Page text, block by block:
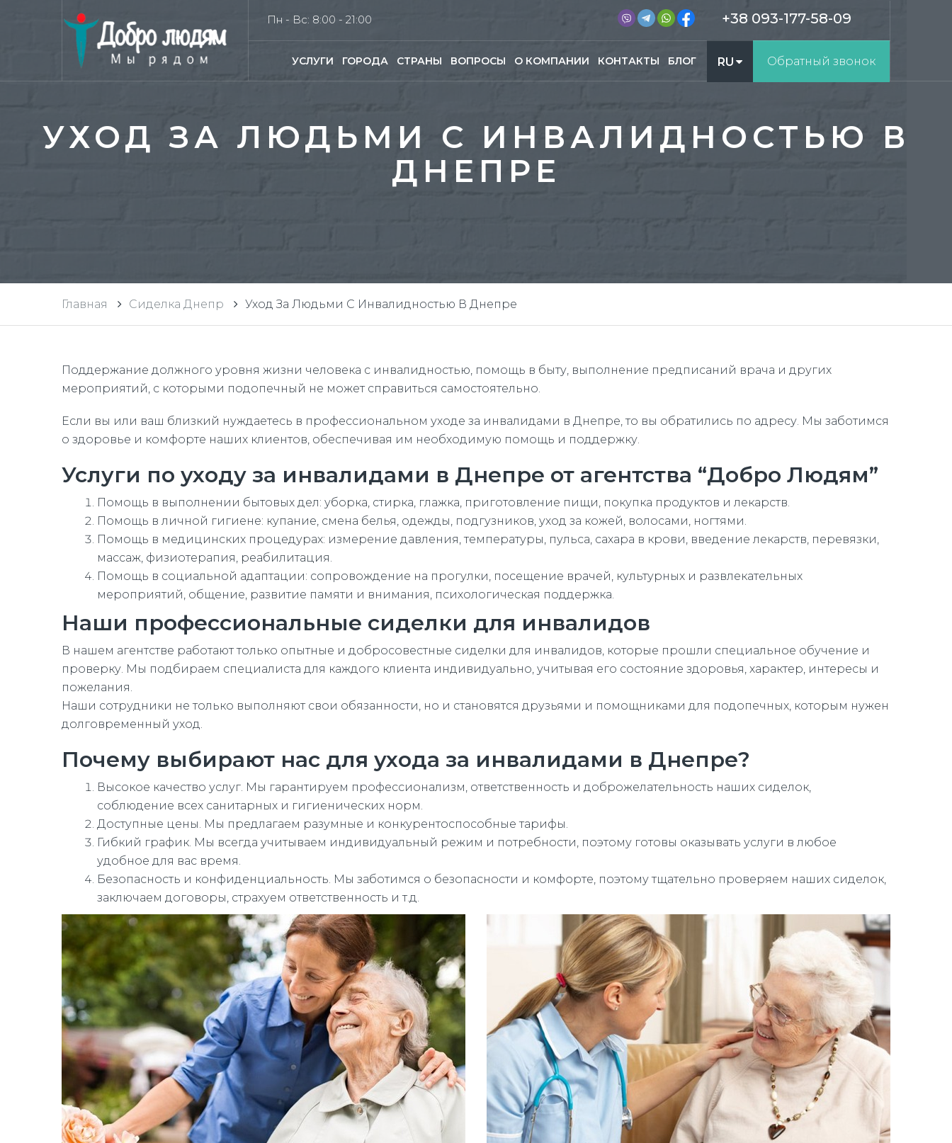
УСЛУГИ ГОРОДА СТРАНЫ ВОПРОСЫ О КОМПАНИИ КОНТАКТЫ БЛОГ RU Обратный звонок
+38 093-177-58-09
Пн - Вс: 8:00 - 21:00
УХОД ЗА ЛЮДЬМИ С ИНВАЛИДНОСТЬЮ В
ДНЕПРЕ
Главная Сиделка Днепр Уход За Людьми С Инвалидностью В Днепре
Поддержание должного уровня жизни человека с инвалидностью, помощь в быту, выполнение предписаний врача и других
мероприятий, с которыми подопечный не может справиться самостоятельно.
Если вы или ваш близкий нуждаетесь в профессиональном уходе за инвалидами в Днепре, то вы обратились по адресу. Мы заботимся
о здоровье и комфорте наших клиентов, обеспечивая им необходимую помощь и поддержку.
Услуги по уходу за инвалидами в Днепре от агентства “Добро Людям”
Помощь в выполнении бытовых дел: уборка, стирка, глажка, приготовление пищи, покупка продуктов и лекарств.
Помощь в личной гигиене: купание, смена белья, одежды, подгузников, уход за кожей, волосами, ногтями.
Помощь в медицинских процедурах: измерение давления, температуры, пульса, сахара в крови, введение лекарств, перевязки,
массаж, физиотерапия, реабилитация.
Помощь в социальной адаптации: сопровождение на прогулки, посещение врачей, культурных и развлекательных
мероприятий, общение, развитие памяти и внимания, психологическая поддержка.
Наши профессиональные сиделки для инвалидов
В нашем агентстве работают только опытные и добросовестные сиделки для инвалидов, которые прошли специальное обучение и
проверку. Мы подбираем специалиста для каждого клиента индивидуально, учитывая его состояние здоровья, характер, интересы и
пожелания.
Наши сотрудники не только выполняют свои обязанности, но и становятся друзьями и помощниками для подопечных, которым нужен
долговременный уход.
Почему выбирают нас для ухода за инвалидами в Днепре?
Высокое качество услуг. Мы гарантируем профессионализм, ответственность и доброжелательность наших сиделок,
соблюдение всех санитарных и гигиенических норм.
Доступные цены. Мы предлагаем разумные и конкурентоспособные тарифы.
Гибкий график. Мы всегда учитываем индивидуальный режим и потребности, поэтому готовы оказывать услуги в любое
удобное для вас время.
Безопасность и конфиденциальность. Мы заботимся о безопасности и комфорте, поэтому тщательно проверяем наших сиделок,
заключаем договоры, страхуем ответственность и т.д.